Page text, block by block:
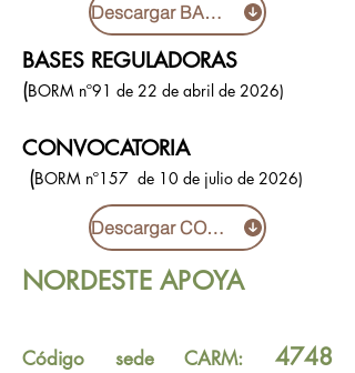
Descargar BASES REGULADORAS
BASES REGULADORAS
(BORM nº91 de 22 de abril de 2026)
CONVOCATORIA
(BORM nº157 de 10 de julio de 2026)
Descargar CONVOCATORIA NORDESTE
NORDESTE APOYA
Código sede CARM:
4748